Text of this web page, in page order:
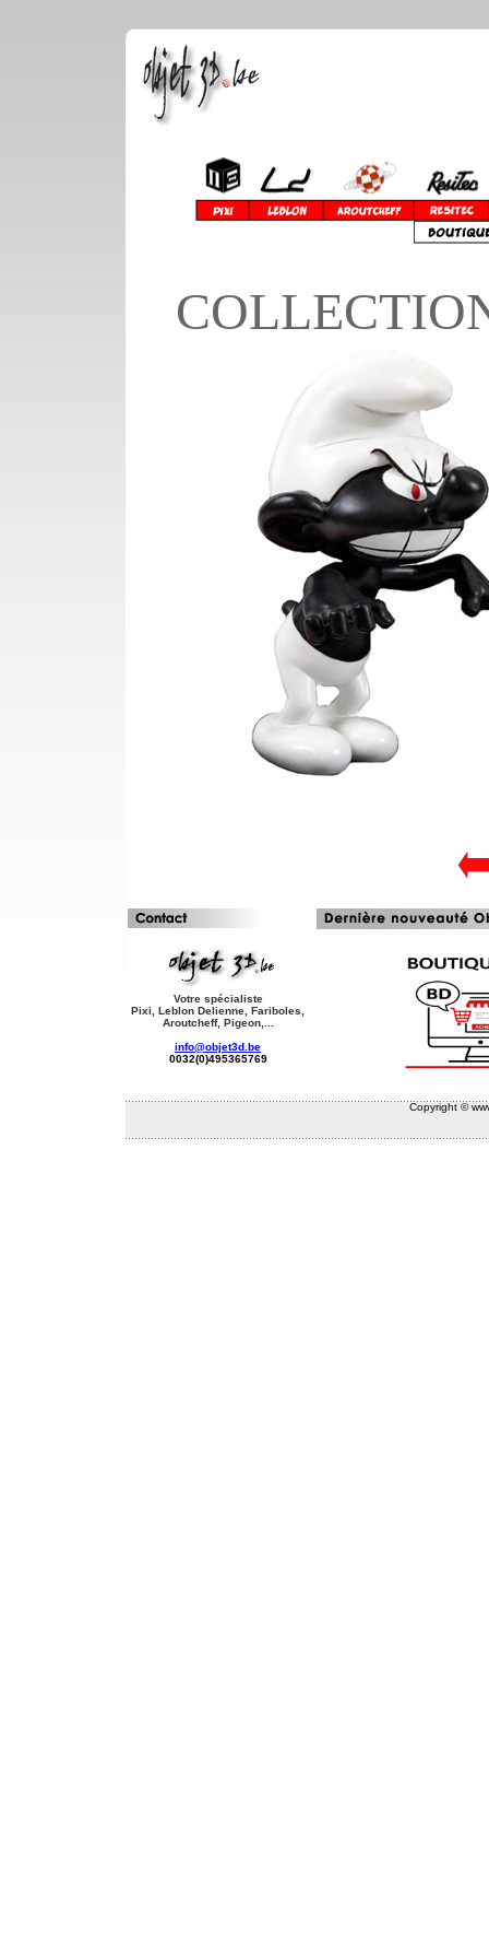
Votre spécialiste
Pixi, Leblon Delienne, Fariboles,
Aroutcheff, Pigeon,...
info@objet3d.be
0032(0)495365769
Copyright ©